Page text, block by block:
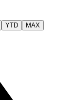
YTD MAX